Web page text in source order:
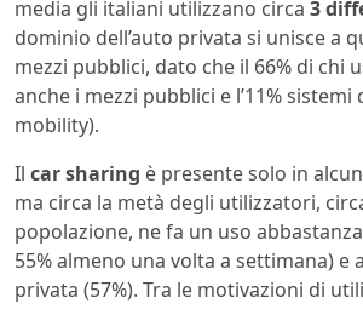
media gli italiani utilizzano circa 3
dominio dell’auto privata si unisce a
mezzi pubblici, dato che il 66% di chi
anche i mezzi pubblici e l’11% sistemi
mobility).
Il car sharing è presente solo in
ma circa la metà degli utilizzatori,
popolazione, ne fa un uso
55% almeno una volta a settimana) e
privata (57%). Tra le motivazioni di